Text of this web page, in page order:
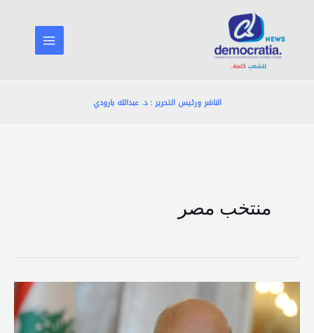
المحتوى
الناشر ورئيس التحرير : د. عبدالله بارودي
منتخب مصر
ميقاتي
يهنئ
منتخب